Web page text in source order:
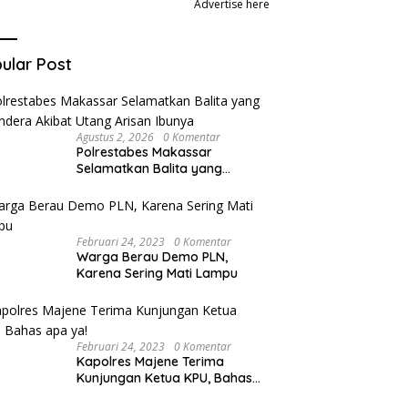
Advertise here
Post
Agustus 2, 2026 0 Komentar
Polrestabes Makassar
Selamatkan Balita yang
Ibunya
Februari 24, 2023 0 Komentar
Warga Berau Demo PLN,
Karena Sering Mati Lampu
Februari 24, 2023 0 Komentar
Kapolres Majene Terima
Kunjungan Ketua KPU, Bahas